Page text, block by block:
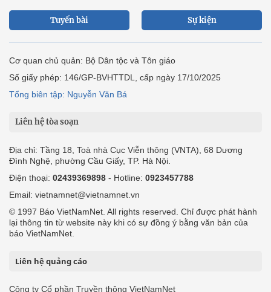
Tuyến bài Sự kiện
Cơ quan chủ quản: Bộ Dân tộc và Tôn giáo
Số giấy phép: 146/GP-BVHTTDL, cấp ngày 17/10/2025
Tổng biên tập: Nguyễn Văn Bá
Liên hệ tòa soạn
Địa chỉ: Tầng 18, Toà nhà Cục Viễn thông (VNTA), 68 Dương
Đình Nghệ, phường Cầu Giấy, TP. Hà Nội.
Điện thoại: 02439369898 - Hotline: 0923457788
Email: vietnamnet@vietnamnet.vn
© 1997 Báo VietNamNet. All rights reserved. Chỉ được phát hành
lại thông tin từ website này khi có sự đồng ý bằng văn bản của
báo VietNamNet.
Liên hệ quảng cáo
Công ty Cổ phần Truyền thông VietNamNet